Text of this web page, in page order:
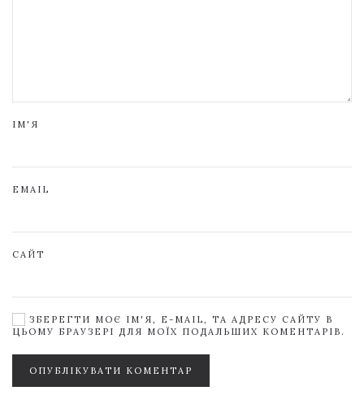
ІМ'Я
EMAIL
САЙТ
ЗБЕРЕГТИ МОЄ ІМ'Я, E-MAIL, ТА АДРЕСУ САЙТУ В
ЦЬОМУ БРАУЗЕРІ ДЛЯ МОЇХ ПОДАЛЬШИХ КОМЕНТАРІВ.
ОПУБЛІКУВАТИ КОМЕНТАР